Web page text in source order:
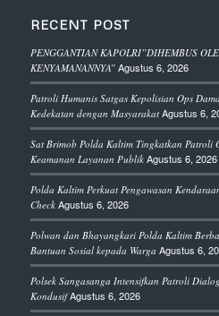
RECENT POST
PENGGANTIAN KAPOLRI”DIHEMBUS
KENYAMANANNYA” Agustus 6, 2026
Patroli Humanis Satgas Kepolisian Ops
Kedekatan dengan Masyarakat Agustus 6,
Sat Brimob Polda Kaltim Tingkatkan Patroli
Keamanan Layanan Publik Agustus 6, 2026
Polda Kaltim Perkuat Pengawasan
Check Agustus 6, 2026
Polwan dan Bhayangkari Polda Kaltim
Bantuan Sosial kepada Warga Agustus 6,
Polsek Sangasanga Intensifkan Patroli
Kondusif Agustus 6, 2026